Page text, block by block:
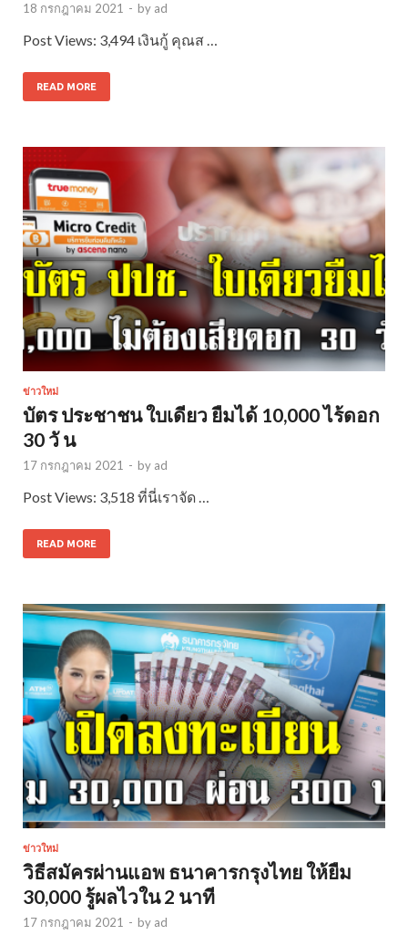
18 กรกฎาคม 2021 - by ad
Post Views: 3,494 เงินกู้ คุณส …
READ MORE
ข่าวใหม่
บัตร ประชาชน ใบเดียว ยืมได้ 10,000 ไร้ดอก
30 วั น
17 กรกฎาคม 2021 - by ad
Post Views: 3,518 ที่นี่เราจัด …
READ MORE
ข่าวใหม่
วิธีสมัครผ่านแอพ ธนาคารกรุงไทย ให้ยืม
30,000 รู้ผลไวใน 2 นาที
17 กรกฎาคม 2021 - by ad